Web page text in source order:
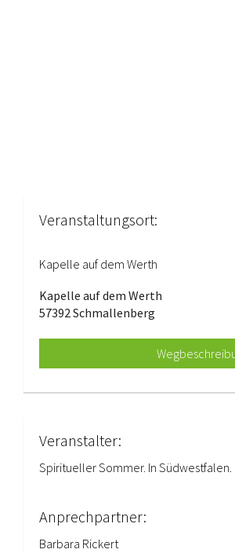
Veranstaltungsort:
Kapelle auf dem Werth
Kapelle auf dem Werth
57392 Schmallenberg
Veranstalter:
Spiritueller Sommer. In Südwestfalen.
Anprechpartner:
Barbara Rickert